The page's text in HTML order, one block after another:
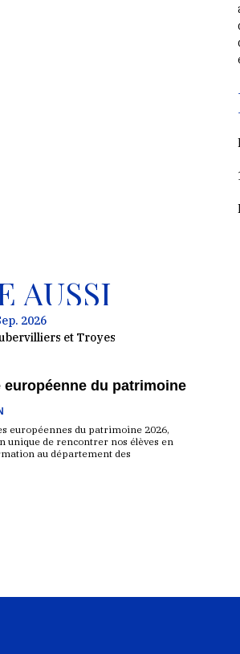
AUSSI
2026
et Troyes
européenne du patrimoine
européennes du patrimoine 2026,
unique de rencontrer nos élèves en
au département des